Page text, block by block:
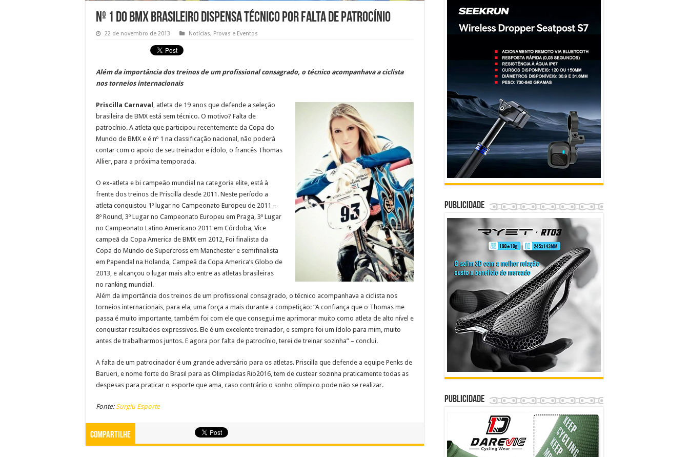
Nº 1 do BMX brasileiro dispensa técnico por falta de patrocínio
22 de novembro de 2013 Notícias, Provas e Eventos
Além da importância dos treinos de um profissional consagrado, o técnico acompanhava a ciclista
nos torneios internacionais
Priscilla Carnaval , atleta de 19 anos que defende a seleção
brasileira de BMX está sem técnico. O motivo? Falta de
patrocínio. A atleta que participou recentemente da Copa do
Mundo de BMX e é nº 1 na classificação nacional, não poderá
contar com o apoio de seu treinador e ídolo, o francês Thomas
Allier, para a próxima temporada.
O ex-atleta e bi campeão mundial na categoria elite, está à
frente dos treinos de Priscilla desde 2011. Neste período a
atleta conquistou 1º lugar no Campeonato Europeu de 2011 –
8º Round, 3º Lugar no Campeonato Europeu em Praga, 3º Lugar
no Campeonato Latino Americano 2011 em Córdoba, Vice
campeã da Copa America de BMX em 2012, Foi finalista da
Copa do Mundo de Supercross em Manchester e semifinalista
em Papendal na Holanda, Campeã da Copa America’s Globo de
2013, e alcançou o lugar mais alto entre as atletas brasileiras
no ranking mundial.
Além da importância dos treinos de um profissional consagrado, o técnico acompanhava a ciclista nos
torneios internacionais, para ela, uma força a mais durante a competição: “A confiança que o Thomas me
passa é muito importante, também foi com ele que consegui me aprimorar muito como atleta de alto nível e
conquistar resultados expressivos. Ele é um excelente treinador, e sempre foi um ídolo para mim, muito
antes de trabalharmos juntos. E agora por falta de patrocínio, terei de treinar sozinha” – conclui.
A falta de um patrocinador é um grande adversário para os atletas. Priscilla que defende a equipe Penks de
Barueri, e nome forte do Brasil para as Olimpíadas Rio2016, tem de custear sozinha praticamente todas as
despesas para praticar o esporte que ama, caso contrário o sonho olímpico pode não se realizar.
Fonte:Surgiu Esporte
Compartilhe
Publicidade
Publicidade